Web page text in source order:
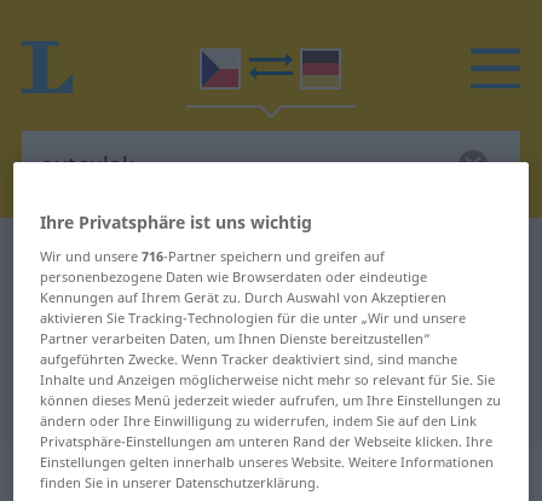
Tschechisch-Deutsch Wörterbuch autovlak
Tschechisch-Deutsch Übersetzung
für "autovlak"
"autovlak" Deutsch Übersetzung
„autovlak“: maskulin
Ihre Privatsphäre ist uns wichtig
Wir und unsere716-Partner speichern und greifen auf
personenbezogene Daten wie Browserdaten oder eindeutige
Kennungen auf Ihrem Gerät zu. Durch Auswahl von Akzeptieren
aktivieren Sie Tracking-Technologien für die unter „Wir und unsere
Partner verarbeiten Daten, um Ihnen Dienste bereitzustellen“
aufgeführten Zwecke. Wenn Tracker deaktiviert sind, sind manche
Inhalte und Anzeigen möglicherweise nicht mehr so relevant für Sie. Sie
können dieses Menü jederzeit wieder aufrufen, um Ihre Einstellungen zu
ändern oder Ihre Einwilligung zu widerrufen, indem Sie auf den Link
Privatsphäre-Einstellungen am unteren Rand der Webseite klicken. Ihre
Einstellungen gelten innerhalb unseres Website. Weitere Informationen
finden Sie in unserer Datenschutzerklärung.